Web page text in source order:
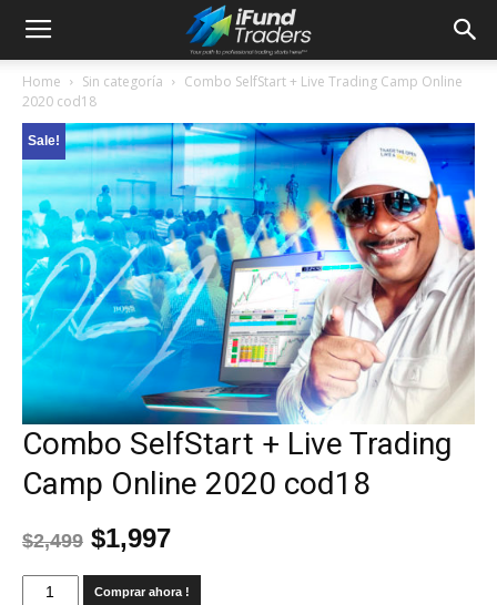
Home Sin categoría
Combo SelfStart + Live Trading Camp Online
2020 cod18
Sale!
Combo SelfStart + Live Trading
Camp Online 2020 cod18
$2,499 $1,997
Comprar ahora !